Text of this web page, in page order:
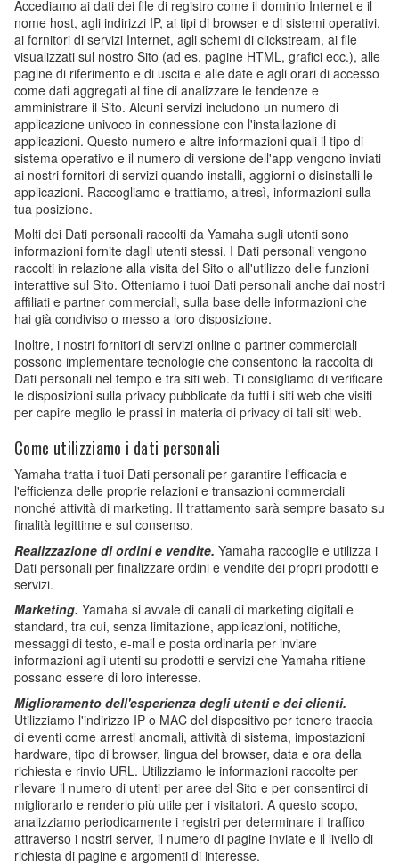
Accediamo ai dati dei file di registro come il dominio Internet e il
nome host, agli indirizzi IP, ai tipi di browser e di sistemi operativi,
ai fornitori di servizi Internet, agli schemi di clickstream, ai file
visualizzati sul nostro Sito (ad es. pagine HTML, grafici ecc.), alle
pagine di riferimento e di uscita e alle date e agli orari di accesso
come dati aggregati al fine di analizzare le tendenze e
amministrare il Sito. Alcuni servizi includono un numero di
applicazione univoco in connessione con l'installazione di
applicazioni. Questo numero e altre informazioni quali il tipo di
sistema operativo e il numero di versione dell'app vengono inviati
ai nostri fornitori di servizi quando installi, aggiorni o disinstalli le
applicazioni. Raccogliamo e trattiamo, altresì, informazioni sulla
tua posizione.
Molti dei Dati personali raccolti da Yamaha sugli utenti sono
informazioni fornite dagli utenti stessi. I Dati personali vengono
raccolti in relazione alla visita del Sito o all'utilizzo delle funzioni
interattive sul Sito. Otteniamo i tuoi Dati personali anche dai nostri
affiliati e partner commerciali, sulla base delle informazioni che
hai già condiviso o messo a loro disposizione.
Inoltre, i nostri fornitori di servizi online o partner commerciali
possono implementare tecnologie che consentono la raccolta di
Dati personali nel tempo e tra siti web. Ti consigliamo di verificare
le disposizioni sulla privacy pubblicate da tutti i siti web che visiti
per capire meglio le prassi in materia di privacy di tali siti web.
Come utilizziamo i dati personali
Yamaha tratta i tuoi Dati personali per garantire l'efficacia e
l'efficienza delle proprie relazioni e transazioni commerciali
nonché attività di marketing. Il trattamento sarà sempre basato su
finalità legittime e sul consenso.
Realizzazione di ordini e vendite. Yamaha raccoglie e utilizza i
Dati personali per finalizzare ordini e vendite dei propri prodotti e
servizi.
Marketing. Yamaha si avvale di canali di marketing digitali e
standard, tra cui, senza limitazione, applicazioni, notifiche,
messaggi di testo, e-mail e posta ordinaria per inviare
informazioni agli utenti su prodotti e servizi che Yamaha ritiene
possano essere di loro interesse.
Miglioramento dell'esperienza degli utenti e dei clienti.
Utilizziamo l'indirizzo IP o MAC del dispositivo per tenere traccia
di eventi come arresti anomali, attività di sistema, impostazioni
hardware, tipo di browser, lingua del browser, data e ora della
richiesta e rinvio URL. Utilizziamo le informazioni raccolte per
rilevare il numero di utenti per aree del Sito e per consentirci di
migliorarlo e renderlo più utile per i visitatori. A questo scopo,
analizziamo periodicamente i registri per determinare il traffico
attraverso i nostri server, il numero di pagine inviate e il livello di
richiesta di pagine e argomenti di interesse.